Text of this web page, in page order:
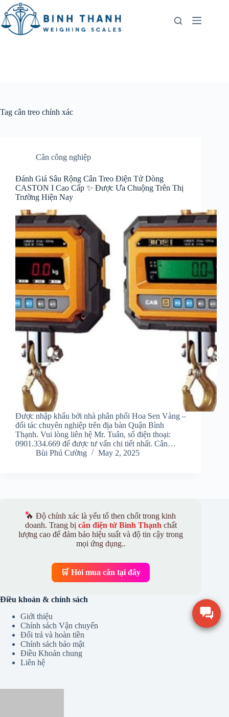
Skip
to
content
Tag cân treo chính xác
Cân công nghiệp
Đánh Giá Sâu Rộng Cân Treo Điện Tử Dòng
CASTON I Cao Cấp ✨ Được Ưa Chuộng Trên Thị
Trường Hiện Nay
Được nhập khẩu bởi nhà phân phối Hoa Sen Vàng –
đối tác chuyên nghiệp trên địa bàn Quận Bình
Thạnh. Vui lòng liên hệ Mr. Tuân, số điện thoại:
0901.334.669 để được tư vấn chi tiết nhất. Cân…
Bùi Phú Cường
May 2, 2025
🔥 Độ chính xác là yếu tố then chốt trong kinh
doanh. Trang bị cân điện tử Bình Thạnh chất
lượng cao để đảm bảo hiệu suất và độ tin cậy trong
mọi ứng dụng..
🛒 Hỏi mua cân tại đây
Điều khoản & chính sách
Giới thiệu
Chính sách Vận chuyển
Đổi trả và hoàn tiền
Chính sách bảo mật
Điều Khoản chung
Liên hệ